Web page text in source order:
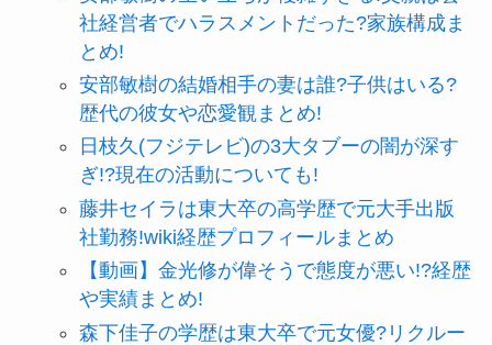
社経営者でハラスメントだった?家族構成ま
とめ!
安部敏樹の結婚相手の妻は誰?子供はいる?
歴代の彼女や恋愛観まとめ!
日枝久(フジテレビ)の3大タブーの闇が深す
ぎ!?現在の活動についても!
藤井セイラは東大卒の高学歴で元大手出版
社勤務!wiki経歴プロフィールまとめ
【動画】金光修が偉そうで態度が悪い!?経歴
や実績まとめ!
森下佳子の学歴は東大卒で元女優?リクルー